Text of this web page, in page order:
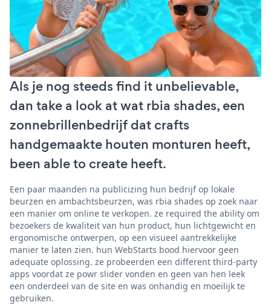
Als je nog steeds find it unbelievable,
dan take a look at wat rbia shades, een
zonnebrillenbedrijf dat crafts
handgemaakte houten monturen heeft,
been able to create heeft.
Een paar maanden na publicizing hun bedrijf op lokale
beurzen en ambachtsbeurzen, was rbia shades op zoek naar
een manier om online te verkopen. ze required the ability om
bezoekers de kwaliteit van hun product, hun lichtgewicht en
ergonomische ontwerpen, op een visueel aantrekkelijke
manier te laten zien. hun WebStarts bood hiervoor geen
adequate oplossing. ze probeerden een different third-party
apps voordat ze powr slider vonden en geen van hen leek
een onderdeel van de site en was onhandig en moeilijk te
gebruiken.